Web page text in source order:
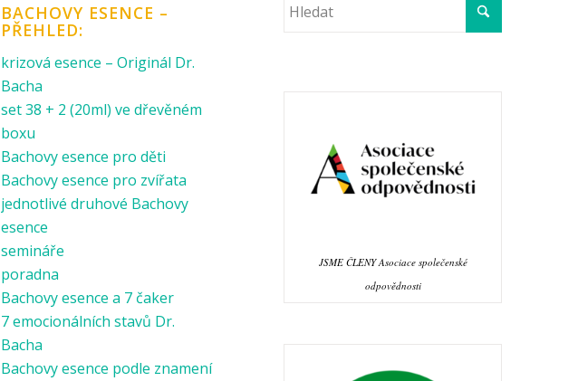
BACHOVY ESENCE –
PŘEHLED:
krizová esence – Originál Dr.
Bacha
set 38 + 2 (20ml) ve dřevěném
boxu
Bachovy esence pro děti
Bachovy esence pro zvířata
jednotlivé druhové Bachovy
esence
semináře
poradna
Bachovy esence a 7 čaker
7 emocionálních stavů Dr.
Bacha
Bachovy esence podle znamení
JSME ČLENY Asociace společenské
odpovědnosti